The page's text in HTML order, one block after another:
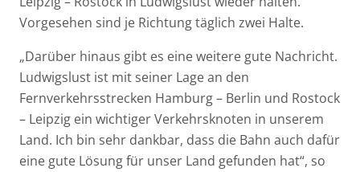
Vorgesehen sind je Richtung täglich zwei Halte.
„Darüber hinaus gibt es eine weitere gute Nachricht.
Ludwigslust ist mit seiner Lage an den
Fernverkehrsstrecken Hamburg – Berlin und Rostock
– Leipzig ein wichtiger Verkehrsknoten in unserem
Land. Ich bin sehr dankbar, dass die Bahn auch dafür
eine gute Lösung für unser Land gefunden hat“, so